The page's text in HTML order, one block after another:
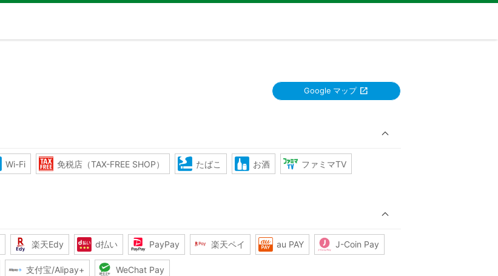
Google マップ
Wi-Fi 免税店（TAX-FREE SHOP） たばこ お酒 ファミマTV
楽天Edy d払い PayPay 楽天ペイ au PAY J-Coin Pay
支付宝/Alipay+ WeChat Pay